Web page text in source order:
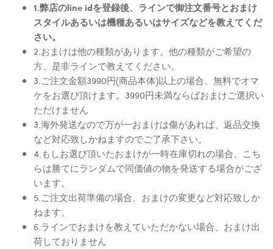
1.弊店のline idを登録後、ラインで御注文番号とおまけ
スタイルあるいは機種あるいはサイズなどを教えてくだ
さい。
2.おまけは他の種類があります。他の種類がご希望の
方、是非ラインで教えてください。
3.ご注文金額3990円(商品本体)以上の場合、無料でオマ
ケをお選び頂けます。3990円未満ならばおまけご選択い
ただけません
3.海外発送なので万が一おまけは傷があれば、返品交換
など対応致しかねますのでご了承下さい。
4.もしお選び頂いたおまけが一時在庫切れの場合、こち
らは勝てにランダムで同価値の物を発送する場合がござ
います。
5.ご注文出荷準備の場合、おまけの変更など対応致しか
ねます。
6.ラインでおまけを教えていただかない場合、おまけ出
荷しておりません